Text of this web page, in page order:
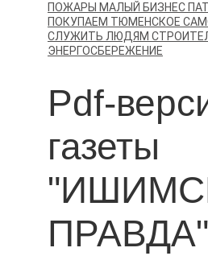
ПОЖАРЫ МАЛЫЙ БИЗНЕС
ПОКУПАЕМ ТЮМЕНСКОЕ
СЛУЖИТЬ ЛЮДЯМ
ЭНЕРГОСБЕРЕЖЕНИЕ
Pdf-
газеты